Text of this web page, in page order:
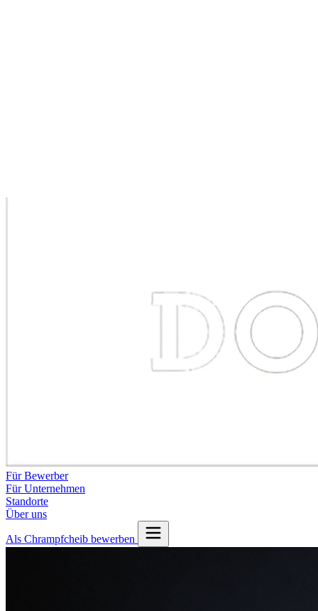
Für Bewerber
Für Unternehmen
Standorte
Über uns
Als Chrampfcheib bewerben